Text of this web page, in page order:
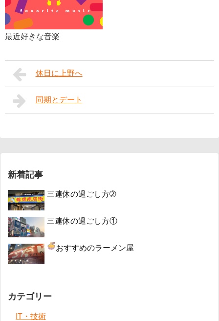
最近好きな音楽
休日に上野へ
同期とデート
新着記事
三連休の過ごし方➁
三連休の過ごし方①
おすすめのラーメン屋
カテゴリー
IT・技術